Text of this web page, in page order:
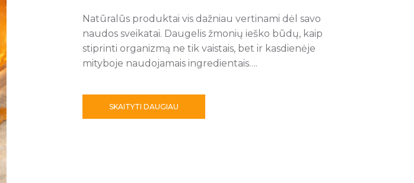
Natūralūs produktai vis dažniau vertinami dėl savo
naudos sveikatai. Daugelis žmonių ieško būdų, kaip
stiprinti organizmą ne tik vaistais, bet ir kasdienėje
mityboje naudojamais ingredientais….
SKAITYTI DAUGIAU